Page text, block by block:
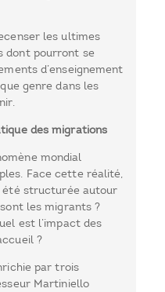
les ultimes
dont pourront se
d’enseignement
genre dans les
des migrations
mondial
Face cette réalité,
été structurée autour
les migrants ?
est l’impact des
?
par trois
Martiniello